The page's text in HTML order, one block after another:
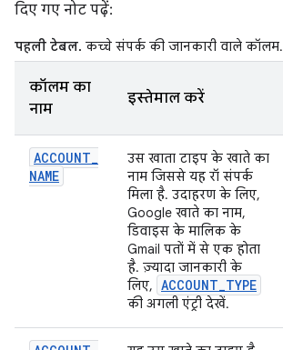
दिए गए नोट पढ़ें:
पहली टेबल. कच्चे संपर्क की जानकारी वाले कॉलम.
कॉलम का
नाम
इस्तेमाल करें
ACCOUNT_
NAME
उस खाता टाइप के खाते का
नाम जिससे यह रॉ संपर्क
मिला है. उदाहरण के लिए,
Google खाते का नाम,
डिवाइस के मालिक के
Gmail पतों में से एक होता
है. ज़्यादा जानकारी के
लिए, ACCOUNT_TYPE
की अगली एंट्री देखें.